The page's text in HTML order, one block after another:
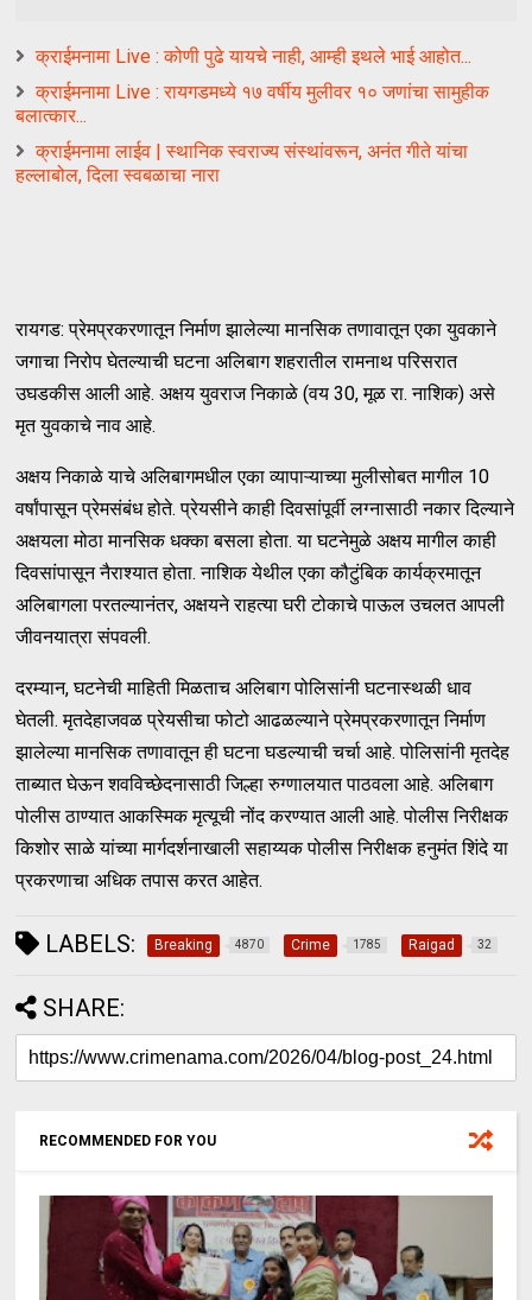
क्राईमनामा Live : कोणी पुढे यायचे नाही, आम्ही इथले भाई आहोत...
क्र‍ाईमनामा Live : रायगडमध्ये १७ वर्षीय मुलीवर १० जणांचा सामुहीक
बलात्कार...
क्राईमनामा लाईव | स्थानिक स्वराज्य संस्थांवरून, अनंत गीते यांचा
हल्लाबोल, दिला स्वबळाचा नारा
रायगड: प्रेमप्रकरणातून निर्माण झालेल्या मानसिक तणावातून एका युवकाने
जगाचा निरोप घेतल्याची घटना अलिबाग शहरातील रामनाथ परिसरात
उघडकीस आली आहे. अक्षय युवराज निकाळे (वय 30, मूळ रा. नाशिक) असे
मृत युवकाचे नाव आहे.
अक्षय निकाळे याचे अलिबागमधील एका व्यापाऱ्याच्या मुलीसोबत मागील 10
वर्षांपासून प्रेमसंबंध होते. प्रेयसीने काही दिवसांपूर्वी लग्नासाठी नकार दिल्याने
अक्षयला मोठा मानसिक धक्का बसला होता. या घटनेमुळे अक्षय मागील काही
दिवसांपासून नैराश्यात होता. नाशिक येथील एका कौटुंबिक कार्यक्रमातून
अलिबागला परतल्यानंतर, अक्षयने राहत्या घरी टोकाचे पाऊल उचलत आपली
जीवनयात्रा संपवली.
दरम्यान, घटनेची माहिती मिळताच अलिबाग पोलिसांनी घटनास्थळी धाव
घेतली. मृतदेहाजवळ प्रेयसीचा फोटो आढळल्याने प्रेमप्रकरणातून निर्माण
झालेल्या मानसिक तणावातून ही घटना घडल्याची चर्चा आहे. पोलिसांनी मृतदेह
ताब्यात घेऊन शवविच्छेदनासाठी जिल्हा रुग्णालयात पाठवला आहे. अलिबाग
पोलीस ठाण्यात आकस्मिक मृत्यूची नोंद करण्यात आली आहे. पोलीस निरीक्षक
किशोर साळे यांच्या मार्गदर्शनाखाली सहाय्यक पोलीस निरीक्षक हनुमंत शिंदे या
प्रकरणाचा अधिक तपास करत आहेत.
LABELS: Breaking 4870 Crime 1785 Raigad 32
SHARE:
RECOMMENDED FOR YOU